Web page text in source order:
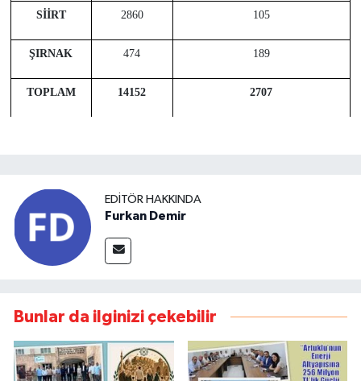
SİİRT 2860 105
ŞIRNAK 474 189
TOPLAM 14152 2707
EDITÖR HAKKINDA
Furkan Demir
Bunlar da ilginizi çekebilir